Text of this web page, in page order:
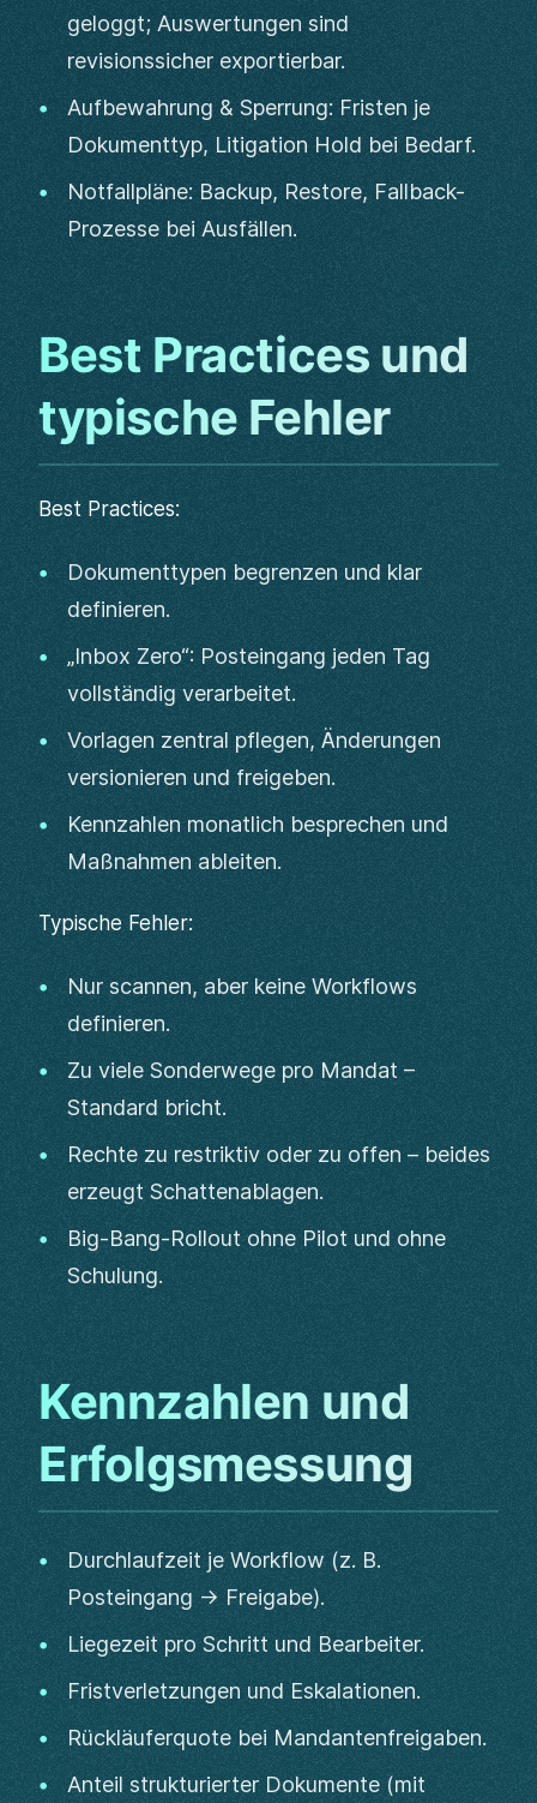
geloggt; Auswertungen sind
revisionssicher exportierbar.
Aufbewahrung & Sperrung: Fristen je
Dokumenttyp, Litigation Hold bei Bedarf.
Notfallpläne: Backup, Restore, Fallback-
Prozesse bei Ausfällen.
Best Practices und
typische Fehler
Best Practices:
Dokumenttypen begrenzen und klar
definieren.
„Inbox Zero“: Posteingang jeden Tag
vollständig verarbeitet.
Vorlagen zentral pflegen, Änderungen
versionieren und freigeben.
Kennzahlen monatlich besprechen und
Maßnahmen ableiten.
Typische Fehler:
Nur scannen, aber keine Workflows
definieren.
Zu viele Sonderwege pro Mandat –
Standard bricht.
Rechte zu restriktiv oder zu offen – beides
erzeugt Schattenablagen.
Big-Bang-Rollout ohne Pilot und ohne
Schulung.
Kennzahlen und
Erfolgsmessung
Durchlaufzeit je Workflow (z. B.
Posteingang → Freigabe).
Liegezeit pro Schritt und Bearbeiter.
Fristverletzungen und Eskalationen.
Rückläuferquote bei Mandantenfreigaben.
Anteil strukturierter Dokumente (mit